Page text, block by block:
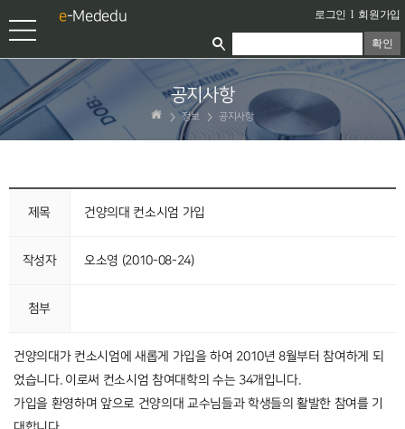
e-Mededu 로그인 l 회원가입
확인
공지사항
정보 공지사항
제목 건양의대 컨소시엄 가입
작성자 오소영 (2010-08-24)
첨부
건양의대가 컨소시엄에 새롭게 가입을 하여 2010년 8월부터 참여하게 되
었습니다. 이로써 컨소시엄 참여대학의 수는 34개입니다.
가입을 환영하며 앞으로 건양의대 교수님들과 학생들의 활발한 참여를 기